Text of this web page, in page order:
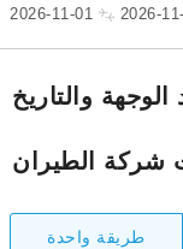
2026-11-01 2026-
والتاريخ
شركة الطيران
طريقة واحدة